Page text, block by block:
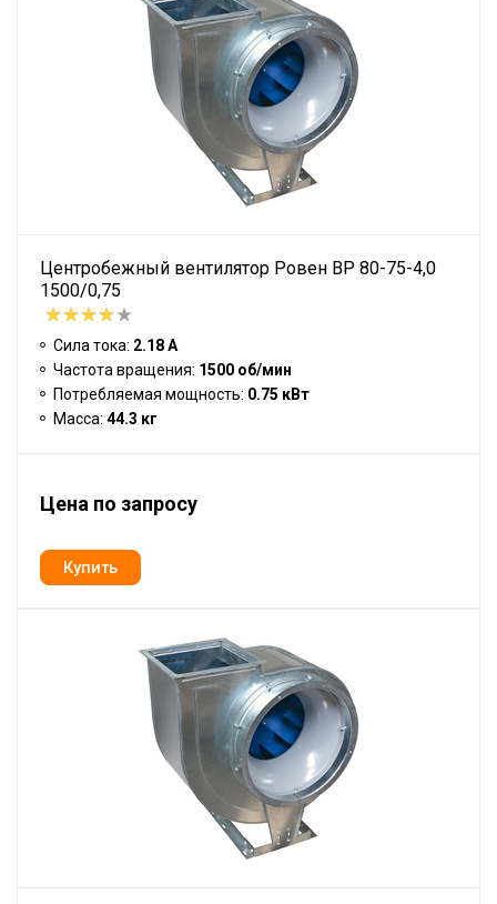
Центробежный вентилятор Ровен BP 80-75-4,0
1500/0,75
Сила тока: 2.18 А
Частота вращения: 1500 об/мин
Потребляемая мощность: 0.75 кВт
Масса: 44.3 кг
Цена по запросу